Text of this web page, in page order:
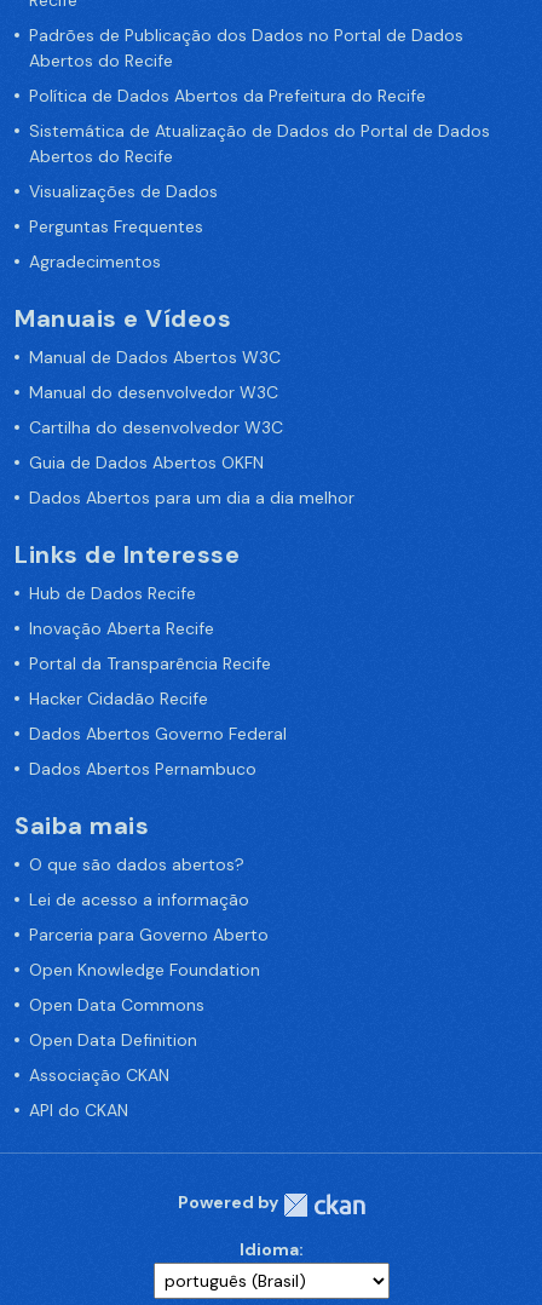
Padrões de Publicação dos Dados no Portal de Dados
Abertos do Recife
Política de Dados Abertos da Prefeitura do Recife
Sistemática de Atualização de Dados do Portal de Dados
Abertos do Recife
Visualizações de Dados
Perguntas Frequentes
Agradecimentos
Manuais e Vídeos
Manual de Dados Abertos W3C
Manual do desenvolvedor W3C
Cartilha do desenvolvedor W3C
Guia de Dados Abertos OKFN
Dados Abertos para um dia a dia melhor
Links de Interesse
Hub de Dados Recife
Inovação Aberta Recife
Portal da Transparência Recife
Hacker Cidadão Recife
Dados Abertos Governo Federal
Dados Abertos Pernambuco
Saiba mais
O que são dados abertos?
Lei de acesso a informação
Parceria para Governo Aberto
Open Knowledge Foundation
Open Data Commons
Open Data Definition
Associação CKAN
API do CKAN
Powered by
Idioma